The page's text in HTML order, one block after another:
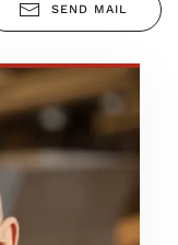
SEND MAIL